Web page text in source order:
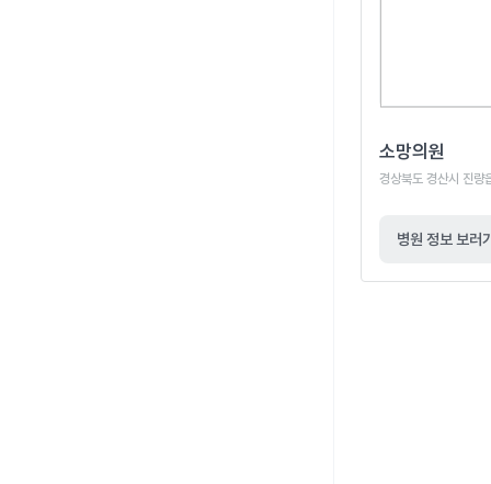
소망의원
경상북도 경산시 진
병원 정보 보러